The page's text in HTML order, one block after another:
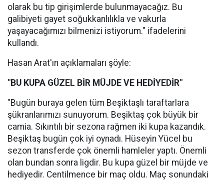
olarak bu tip girişimlerde bulunmayacağız. Bu
galibiyeti gayet soğukkanlılıkla ve vakurla
yaşayacağımızı bilmenizi istiyorum." ifadelerini
kullandı.
Hasan Arat'ın açıklamaları şöyle:
"BU KUPA GÜZEL BİR MÜJDE VE HEDİYEDİR"
"Bugün buraya gelen tüm Beşiktaşlı taraftarlara
şükranlarımızı sunuyorum. Beşiktaş çok büyük bir
camia. Sıkıntılı bir sezona rağmen iki kupa kazandık.
Beşiktaş bugün çok iyi oynadı. Hüseyin Yücel bu
sezon transferde çok önemli hamleler yaptı. Önemli
olan bundan sonra ligdir. Bu kupa güzel bir müjde ve
hediyedir. Centilmence bir maç oldu. Maç sonundaki